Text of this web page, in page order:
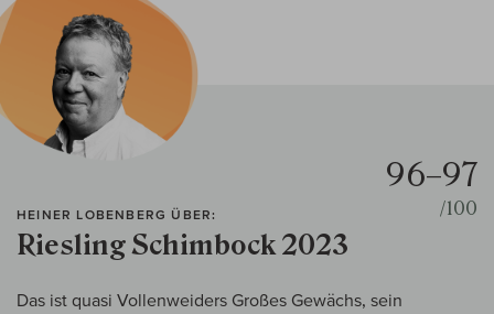
HEINER LOBENBERG ÜBER:
Riesling Schimbock 2023
96–97
/100
Das ist quasi Vollenweiders Großes Gewächs, sein